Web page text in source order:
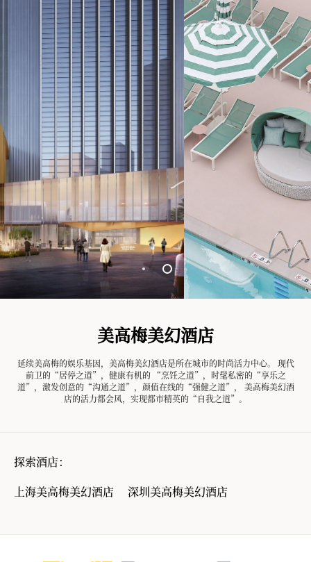
美高梅美幻酒店
延续美高梅的娱乐基因，美高梅美幻酒店是所在城市的时尚活力中心。 现代
前卫的“居停之道”，健康有机的 “烹饪之道”，时髦私密的“享乐之
道”，激发创意的“沟通之道”，颜值在线的“强健之道”， 美高梅美幻酒
店的活力都会风，实现都市精英的“自我之道”。
探索酒店：
上海美高梅美幻酒店
深圳美高梅美幻酒店